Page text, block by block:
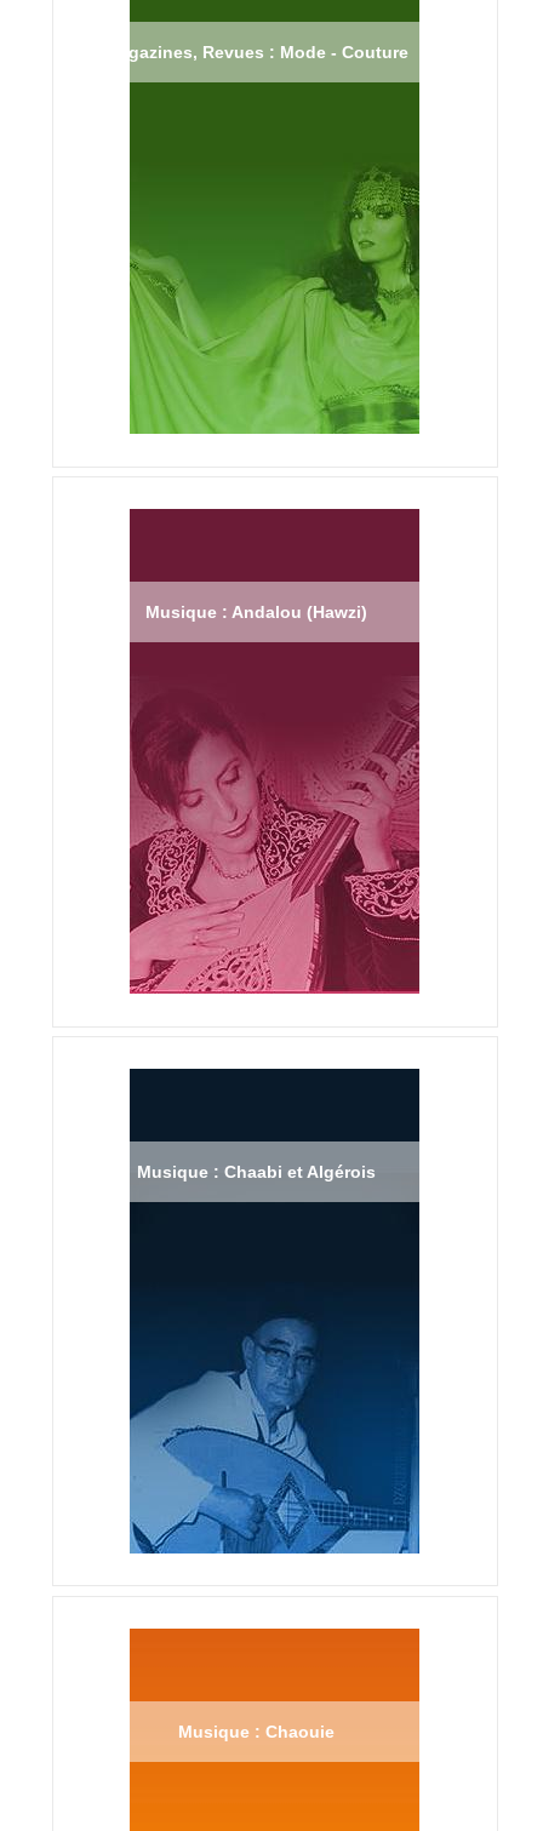
Magazines, Revues : Mode - Couture
Musique : Andalou (Hawzi)
Musique : Chaabi et Algérois
Musique : Chaouie